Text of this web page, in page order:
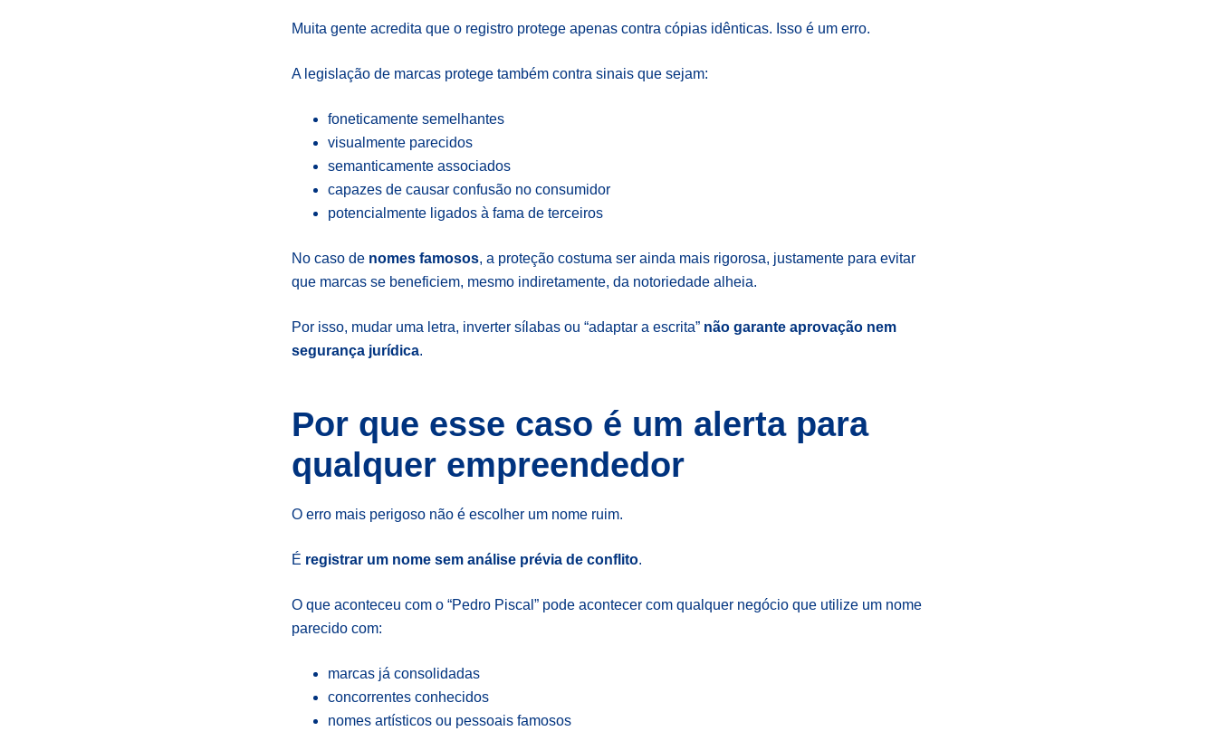
Muita gente acredita que o registro protege apenas contra cópias idênticas. Isso é um erro.
A legislação de marcas protege também contra sinais que sejam:
foneticamente semelhantes
visualmente parecidos
semanticamente associados
capazes de causar confusão no consumidor
potencialmente ligados à fama de terceiros
No caso de nomes famosos, a proteção costuma ser ainda mais rigorosa, justamente para evitar
que marcas se beneficiem, mesmo indiretamente, da notoriedade alheia.
Por isso, mudar uma letra, inverter sílabas ou “adaptar a escrita” não garante aprovação nem
segurança jurídica.
Por que esse caso é um alerta para
qualquer empreendedor
O erro mais perigoso não é escolher um nome ruim.
É registrar um nome sem análise prévia de conflito.
O que aconteceu com o “Pedro Piscal” pode acontecer com qualquer negócio que utilize um nome
parecido com:
marcas já consolidadas
concorrentes conhecidos
nomes artísticos ou pessoais famosos